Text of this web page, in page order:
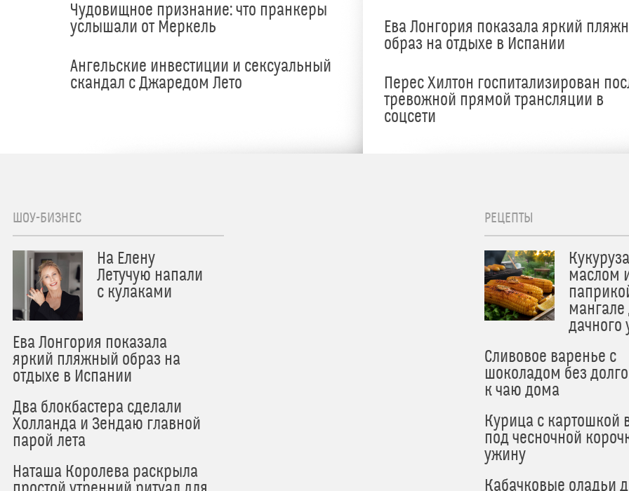
Чудовищное признание: что пранкеры
услышали от Меркель
Ангельские инвестиции и сексуальный
скандал с Джаредом Лето
Ева Лонгория показала яркий
образ на отдыхе в Испании
Перес Хилтон госпитализирован
тревожной прямой трансляции в
соцсети
ШОУ-БИЗНЕС
На Елену
Летучую напали
с кулаками
Ева Лонгория показала
яркий пляжный образ на
отдыхе в Испании
Два блокбастера сделали
Холланда и Зендаю главной
парой лета
Наташа Королева раскрыла
РЕЦЕПТЫ
маслом
мангале
дачного
Сливовое варенье с
шоколадом без
к чаю дома
Курица с картошкой
под чесночной
ужину
Кабачковые оладьи